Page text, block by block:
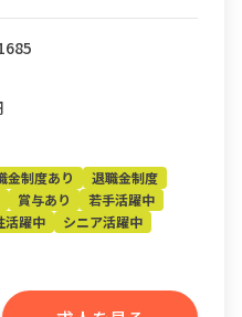
金制度あり
退職金制度
賞与あり
若手活躍中
活躍中
シニア活躍中